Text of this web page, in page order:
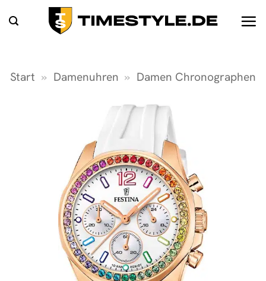
Inhalt
Start » Damenuhren » Damen Chronographen